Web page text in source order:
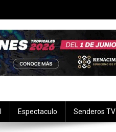
Espectaculo Senderos TV